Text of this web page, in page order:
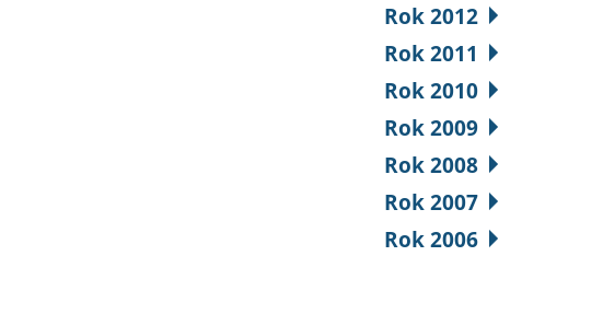
Rok 2012
Rok 2011
Rok 2010
Rok 2009
Rok 2008
Rok 2007
Rok 2006